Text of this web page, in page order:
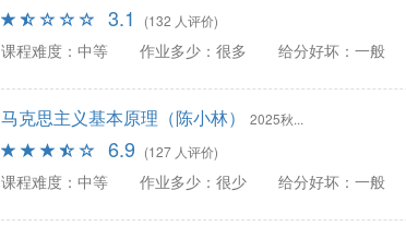
3.1 (132 人评价)
课程难度：中等 作业多少：很多 给分好坏：一般
马克思主义基本原理（陈小林） 2025秋...
6.9 (127 人评价)
课程难度：中等 作业多少：很少 给分好坏：一般